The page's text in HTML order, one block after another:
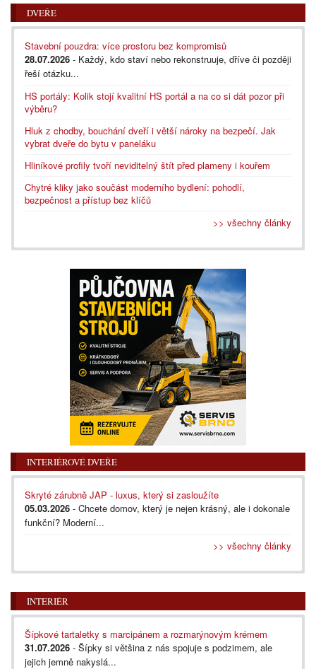
DVEŘE
Stavební pouzdra: více prostoru bez kompromisů
28.07.2026 - Každý, kdo staví nebo rekonstruuje, dříve či později
řeší otázku...
HS portály: Kolik stojí kvalitní HS portál a na co si dát pozor při
výběru?
Hluk z chodby, bouchání dveří i větší nároky na bezpečí. Jak
vybrat dveře do bytu v paneláku
Hliníkové profily tvoří neviditelný štít před plameny i kouřem
Chytré kliky jako součást moderního bydlení: pohodlí,
bezpečnost a přístup bez klíčů
>> všechny články
INTERIÉROVÉ DVEŘE
Skryté zárubně JAP - luxus, který si zasloužíte
05.03.2026 - Chcete domov, který je nejen krásný, ale i dokonale
funkční? Moderní...
>> všechny články
INTERIÉR
Šípkové tartaletky s marcipánem a rozmarýnovým krémem
31.07.2026 - Šípky si většina z nás spojuje s podzimem, ale
jejich jemně nakyslá...